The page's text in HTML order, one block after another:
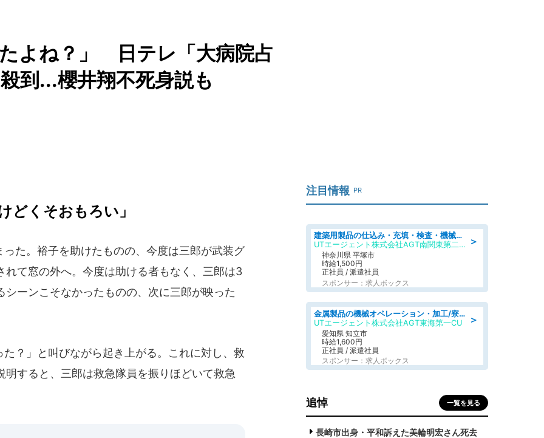
よね？」 日テレ「大病院占
到...櫻井翔不死身説も
どくそおもろい」
た。裕子を助けたものの、今度は三郎が武装グ
て窓の外へ。今度は助ける者もなく、三郎は3
ーンこそなかったものの、次に三郎が映った
？」と叫びながら起き上がる。これに対し、救
すると、三郎は救急隊員を振りほどいて救急
注目情報 PR
＞
建築用製品の仕込み・充填・検査・機械操作/寮完備/日払い/工場・製造
UTエージェント株式会社AGT南関東第二CU
神奈川県 平塚市
時給1,500円
正社員 / 派遣社員
スポンサー：求人ボックス
＞
金属製品の機械オペレーション・加工/寮完備/日払い/工場・製造
UTエージェント株式会社AGT東海第一CU
愛知県 知立市
時給1,600円
正社員 / 派遣社員
スポンサー：求人ボックス
追悼 一覧を見る
長崎市出身・平和訴えた美輪明宏さん死去